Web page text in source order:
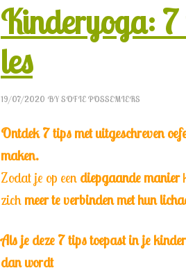
Kinderyoga: 7
les
19/07/2020 BY SOFIE POSSEMIERS
Ontdek 7 tips met uitgeschreven
maken.
Zodat je op een diepgaande manier
zich meer te verbinden met hun
Als je deze 7 tips toepast in je
dan wordt